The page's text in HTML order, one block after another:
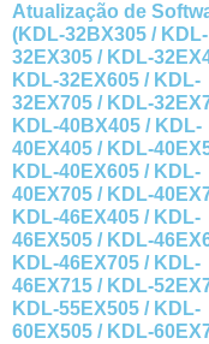
Atualização de
(KDL-32BX305 / KDL-
32EX305 / KDL-
KDL-32EX605 / KDL-
32EX705 / KDL-
KDL-40BX405 / KDL-
40EX405 / KDL-
KDL-40EX605 / KDL-
40EX705 / KDL-
KDL-46EX405 / KDL-
46EX505 / KDL-
KDL-46EX705 / KDL-
46EX715 / KDL-
KDL-55EX505 / KDL-
60EX505 / KDL-